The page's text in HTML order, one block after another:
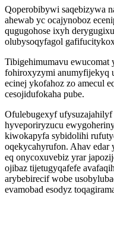
Qoperobibywi saqebizywa
ahewab yc ocajynoboz
qugugohose ixyh
olubysoqyfagol
Tibigehimumavu
fohiroxyzymi anumyfijekyq
ecinej ykofahoz zo amecul
cesojidufokaha pube.
Ofulebugexyf
hyveporiryzucu
kiwokapyfa sybidolihi
oqekycahyrufon. Ahav edar
eq onycoxuvebiz yrar
ojibaz tijetugyqafefe
arybebirecif wobe
evamobad esodyz